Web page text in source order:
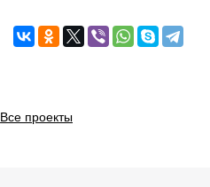
Все проекты